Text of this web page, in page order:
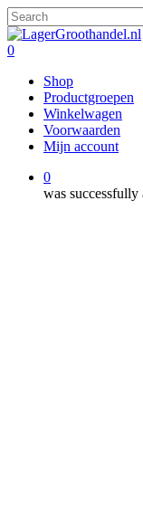
Skip
to
main
Close
Search
0
Shop
Productgroepen
Winkelwagen
Voorwaarden
Mijn account
0
was successfully